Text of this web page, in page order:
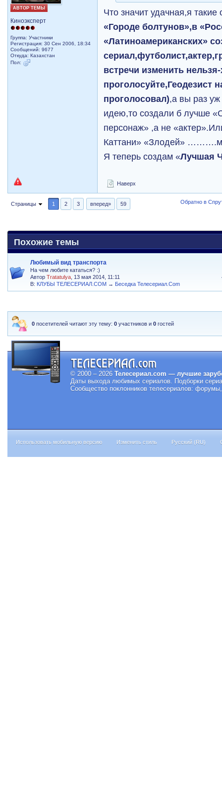
АВТОР ТЕМЫ
Киноэксперт
Группа: Участники
Регистрация: 30 Сен 2006, 18:34
Сообщений: 9677
Откуда: Казахстан
Пол:
Что значит удачная,я
«Городе болтунов»,в
«Латиноамериканских»
встречи изменить
проголосуйте,Геодезист
проголосовал),а вы раз уж
идею,то создали б лучше
персонаж» ,а не
Каттани» «Злодей»
Я теперь создам «Лучшая
Наверх
Страницы 1 2 3 вперед» 59 Обратно в
Похожие темы
Любимый вид транспорта
На чем любите кататься? :)
АвторTratatulya , 13 мая 2014, 11:11
В: КЛУБЫ ТЕЛЕСЕРИАЛ.COM → Беседка Телесериал.Com
0 посетителей читают эту тему:0 участников и0 гостей
© 2000 – 2026 Телесериал.com — лучшие
Даты выхода любимых сериалов. Подборки
Сообщество поклонников телесериалов:
Использовать мобильную версию Изменить стиль Русский (RU)